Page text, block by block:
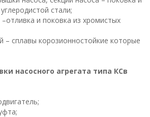
стали;
и поковка из хромистых
– сплавы корозионностойкие которые
насосного агрегата типа КСв